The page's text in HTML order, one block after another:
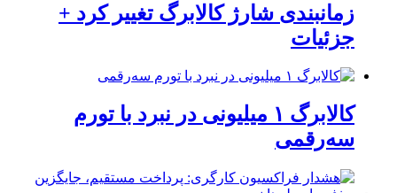
زمانبندی شارژ کالابرگ تغییر کرد +
جزئیات
کالابرگ ۱ میلیونی در نبرد با تورم
سه‌رقمی